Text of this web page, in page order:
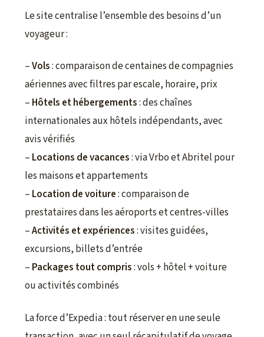
Le site centralise l’ensemble des besoins d’un
voyageur :
–Vols: comparaison de centaines de compagnies
aériennes avec filtres par escale, horaire, prix
– Hôtels et hébergements: des chaînes
internationales aux hôtels indépendants, avec
avis vérifiés
– Locations de vacances: via Vrbo et Abritel pour
les maisons et appartements
– Location de voiture: comparaison de
prestataires dans les aéroports et centres-villes
–Activités et expériences: visites guidées,
excursions, billets d’entrée
– Packages tout compris: vols + hôtel + voiture
ou activités combinés
La force d’Expedia : tout réserver en une seule